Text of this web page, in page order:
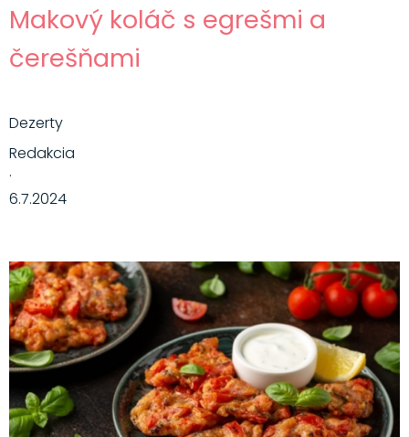
Makový koláč s egrešmi a
čerešňami
Dezerty
Redakcia
·
6.7.2024